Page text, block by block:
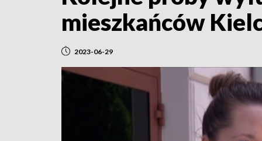
mieszkańców
2023-06-29